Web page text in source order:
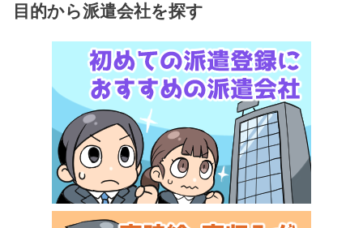
目的から派遣会社を探す